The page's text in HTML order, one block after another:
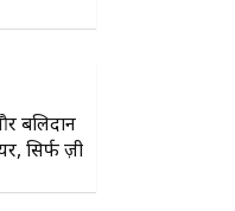
बलिदान
सिर्फ ज़ी